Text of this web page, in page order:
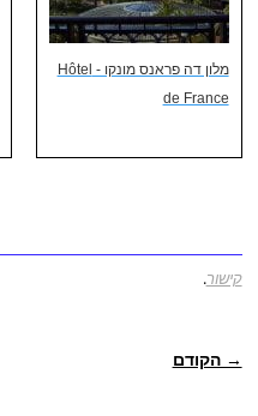
מלון דה פראנס מונקו - Hôtel
de France
קישור.
→ הקודם